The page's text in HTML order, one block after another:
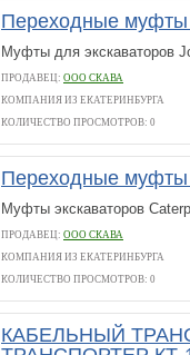
Переходные муфты
Муфты для экскаваторов
ПРОДАВЕЦ: ООО СКАВА
КОМПАНИЯ ИЗ ЕКАТЕРИНБУРГА
КОЛИЧЕСТВО ПРОСМОТРОВ: 0
Переходные муфты
Муфты экскаваторов
ПРОДАВЕЦ: ООО СКАВА
КОМПАНИЯ ИЗ ЕКАТЕРИНБУРГА
КОЛИЧЕСТВО ПРОСМОТРОВ: 0
КАБЕЛЬНЫЙ